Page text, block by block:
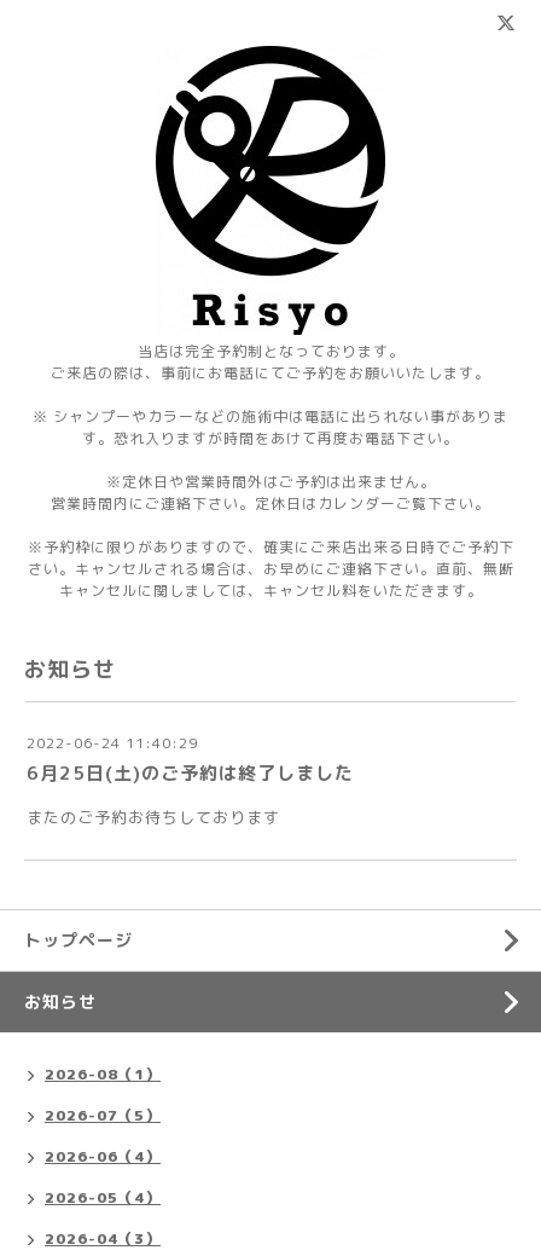
当店は完全予約制となっております。
ご来店の際は、事前にお電話にてご予約をお願いいたします。
※ シャンプーやカラーなどの施術中は電話に出られない事がありま
す。恐れ入りますが時間をあけて再度お電話下さい。
※定休日や営業時間外はご予約は出来ません。
営業時間内にご連絡下さい。定休日はカレンダーご覧下さい。
※予約枠に限りがありますので、確実にご来店出来る日時でご予約下
さい。キャンセルされる場合は、お早めにご連絡下さい。直前、無断
キャンセルに関しましては、キャンセル料をいただきます。
お知らせ
2022-06-24 11:40:29
6月25日(土)のご予約は終了しました
またのご予約お待ちしております
トップページ
お知らせ
2026-08（1）
2026-07（5）
2026-06（4）
2026-05（4）
2026-04（3）